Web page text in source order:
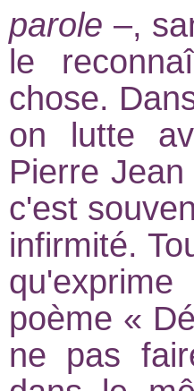
parole –,
le
chose.
on lutte
Pierre
c'est
infirmité.
poème «
ne pas